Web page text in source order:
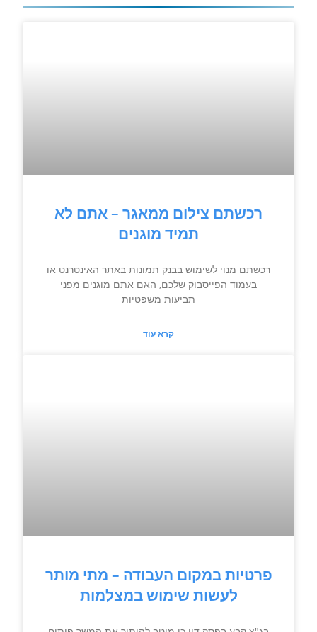
רכשתם צילום ממאגר – אתם לא
תמיד מוגנים
רכשתם מנוי לשימוש בבנק תמונות באתר האינטרנט או
בעמוד הפייסבוק שלכם, האם אתם מוגנים מפני
תביעות משפטיות
קרא עוד
פרטיות במקום העבודה – מתי מותר
לעשות שימוש במצלמות